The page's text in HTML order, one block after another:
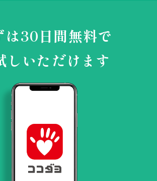
は30日間無料で
しいただけます